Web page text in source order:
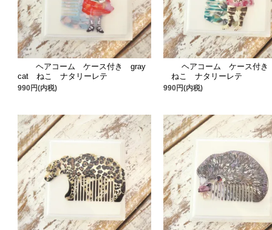
ヘアコーム ケース付き gray
cat ねこ ナタリーレテ
990円(内税)
ヘアコーム ケース付
ねこ ナタリーレテ
990円(内税)